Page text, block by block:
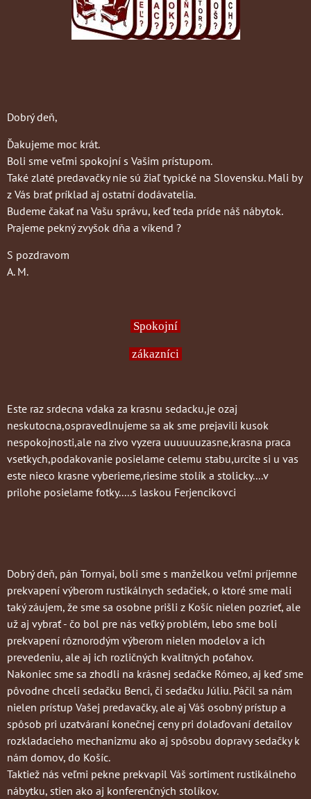
Dobrý deň,
Ďakujeme moc krát.
Boli sme veľmi spokojní s Vašim prístupom.
Také zlaté predavačky nie sú žiaľ typické na Slovensku. Mali by
z Vás brať príklad aj ostatní dodávatelia.
Budeme čakať na Vašu správu, keď teda príde náš nábytok.
Prajeme pekný zvyšok dňa a víkend ?
S pozdravom
A. M.
Spokojní
zákazníci
Este raz srdecna vdaka za krasnu sedacku,je ozaj
neskutocna,ospravedlnujeme sa ak sme prejavili kusok
nespokojnosti,ale na zivo vyzera uuuuuuzasne,krasna praca
vsetkych,podakovanie posielame celemu stabu,urcite si u vas
este nieco krasne vyberieme,riesime stolík a stolicky....v
prilohe posielame fotky.....s laskou Ferjencikovci
Dobrý deň, pán Tornyai, boli sme s manželkou veľmi príjemne
prekvapení výberom rustikálnych sedačiek, o ktoré sme mali
taký záujem, že sme sa osobne prišli z Košíc nielen pozrieť, ale
už aj vybrať - čo bol pre nás veľký problém, lebo sme boli
prekvapení rôznorodým výberom nielen modelov a ich
prevedeniu, ale aj ich rozličných kvalitných poťahov.
Nakoniec sme sa zhodli na krásnej sedačke Rómeo, aj keď sme
pôvodne chceli sedačku Benci, či sedačku Júliu. Páčil sa nám
nielen prístup Vašej predavačky, ale aj Váš osobný prístup a
spôsob pri uzatváraní konečnej ceny pri dolaďovaní detailov
rozkladacieho mechanizmu ako aj spôsobu dopravy sedačky k
nám domov, do Košíc.
Taktiež nás veľmi pekne prekvapil Váš sortiment rustikálneho
nábytku, stien ako aj konferenčných stolíkov.